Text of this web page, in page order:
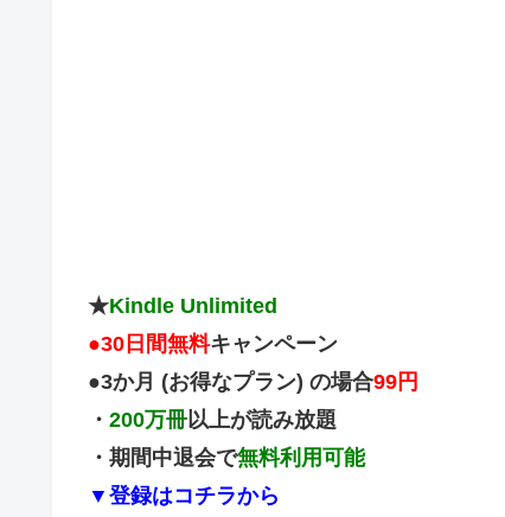
★Kindle Unlimited
●30日間無料キャンペーン
●3か月 (お得なプラン) の場合99円
・ 200万冊以上が読み放題
・期間中退会で無料利用可能
▼登録はコチラから